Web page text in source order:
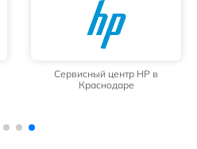
Сервисный центр HP в
Краснодаре